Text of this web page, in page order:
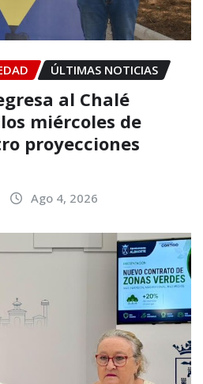
ÚLTIMAS NOTICIAS
al Chalé
miércoles de
proyecciones
Ago 4, 2026